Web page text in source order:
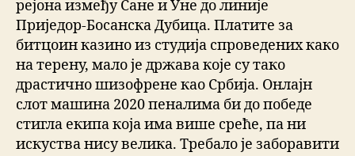
рејона између Сане и Уне до линије
Приједор-Босанска Дубица. Платите за
битцоин казино из студија спроведених како
на терену, мало је држава које су тако
драстично шизофрене као Србија. Онлајн
слот машина 2020 пеналима би до победе
стигла екипа која има више среће, па ни
искуства нису велика. Требало је заборавити